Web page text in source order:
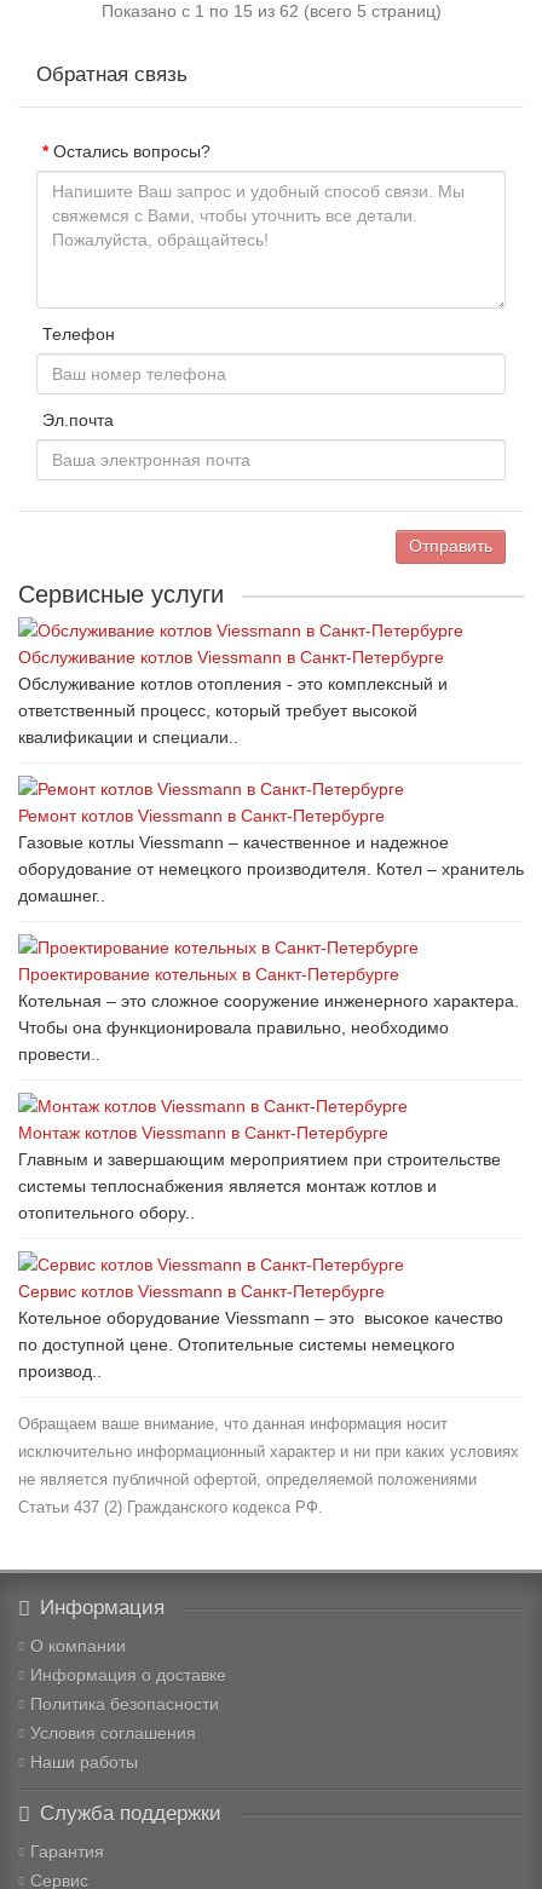
Показано с 1 по 15 из 62 (всего 5 страниц)
Обратная связь
Остались вопросы?
Телефон
Эл.почта
Отправить
Сервисные услуги
Обслуживание котлов Viessmann в Санкт-Петербурге
Обслуживание котлов отопления - это комплексный и
ответственный процесс, который требует высокой
квалификации и специали..
Ремонт котлов Viessmann в Санкт-Петербурге
Газовые котлы Viessmann – качественное и надежное
оборудование от немецкого производителя. Котел – хранитель
домашнег..
Проектирование котельных в Санкт-Петербурге
Котельная – это сложное сооружение инженерного характера.
Чтобы она функционировала правильно, необходимо
провести..
Монтаж котлов Viessmann в Санкт-Петербурге
Главным и завершающим мероприятием при строительстве
системы теплоснабжения является монтаж котлов и
отопительного обору..
Сервис котлов Viessmann в Санкт-Петербурге
Котельное оборудование Viessmann – это высокое качество
по доступной цене. Отопительные системы немецкого
производ..
Обращаем ваше внимание, что данная информация носит
исключительно информационный характер и ни при каких условиях
не является публичной офертой, определяемой положениями
Статьи 437 (2) Гражданского кодекса РФ.
Информация
О компании
Информация о доставке
Политика безопасности
Условия соглашения
Наши работы
Служба поддержки
Гарантия
Сервис